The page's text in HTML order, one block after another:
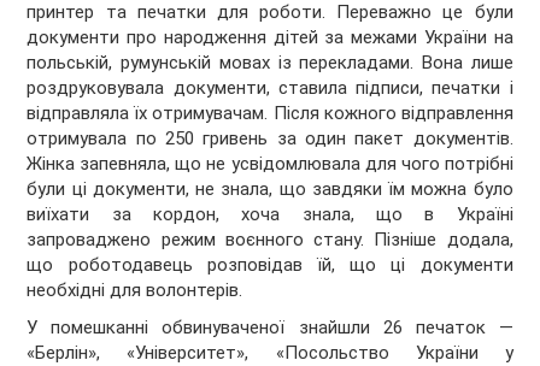
принтер та печатки для роботи. Переважно це були
документи про народження дітей за межами України на
польській, румунській мовах із перекладами. Вона лише
роздруковувала документи, ставила підписи, печатки і
відправляла їх отримувачам. Після кожного відправлення
отримувала по 250 гривень за один пакет документів.
Жінка запевняла, що не усвідомлювала для чого потрібні
були ці документи, не знала, що завдяки їм можна було
виїхати за кордон, хоча знала, що в Україні
запроваджено режим воєнного стану. Пізніше додала,
що роботодавець розповідав їй, що ці документи
необхідні для волонтерів.
У помешканні обвинуваченої знайшли 26 печаток —
«Берлін», «Університет», «Посольство України у